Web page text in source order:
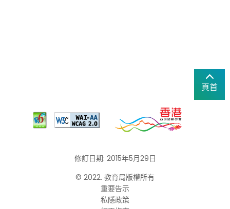
頁首
修訂日期: 2015年5月29日
© 2022. 教育局版權所有
重要告示
私隱政策